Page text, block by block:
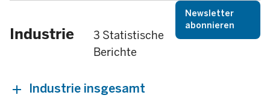
Industrie
3 Statistische
Berichte
Newsletter
abonnieren
Industrie insgesamt